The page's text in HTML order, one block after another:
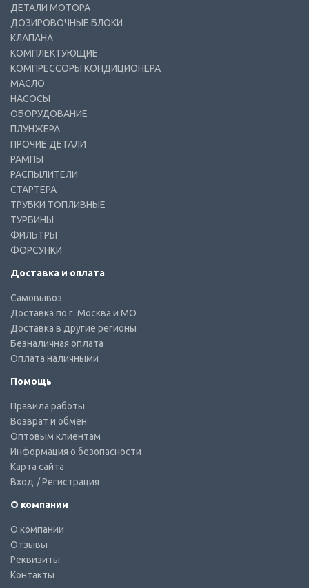
ДЕТАЛИ МОТОРА
ДОЗИРОВОЧНЫЕ БЛОКИ
КЛАПАНА
КОМПЛЕКТУЮЩИЕ
КОМПРЕССОРЫ КОНДИЦИОНЕРА
МАСЛО
НАСОСЫ
ОБОРУДОВАНИЕ
ПЛУНЖЕРА
ПРОЧИЕ ДЕТАЛИ
РАМПЫ
РАСПЫЛИТЕЛИ
СТАРТЕРА
ТРУБКИ ТОПЛИВНЫЕ
ТУРБИНЫ
ФИЛЬТРЫ
ФОРСУНКИ
Доставка и оплата
Самовывоз
Доставка по г. Москва и МО
Доставка в другие регионы
Безналичная оплата
Оплата наличными
Помощь
Правила работы
Возврат и обмен
Оптовым клиентам
Информация о безопасности
Карта сайта
Вход / Регистрация
О компании
О компании
Отзывы
Реквизиты
Контакты